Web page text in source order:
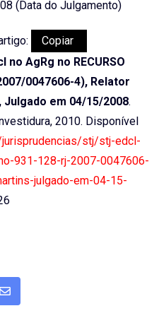
(Data do Julgamento)
Copiar
no AgRg no RECURSO
0047606-4), Relator
em 04/15/2008.
2010. Disponível
stj/stj-edcl-
931-128-rj-2007-0047606-
julgado-em-04-15-
Share